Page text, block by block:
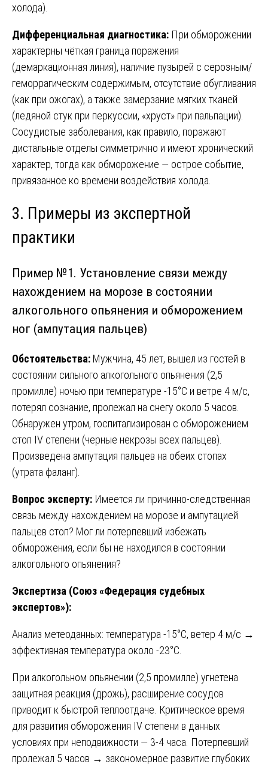
холода).
Дифференциальная диагностика: При обморожении
характерны чёткая граница поражения
(демаркационная линия), наличие пузырей с серозным/
геморрагическим содержимым, отсутствие обугливания
(как при ожогах), а также замерзание мягких тканей
(ледяной стук при перкуссии, «хруст» при пальпации).
Сосудистые заболевания, как правило, поражают
дистальные отделы симметрично и имеют хронический
характер, тогда как обморожение — острое событие,
привязанное ко времени воздействия холода.
3. Примеры из экспертной
практики
Пример №1. Установление связи между
нахождением на морозе в состоянии
алкогольного опьянения и обморожением
ног (ампутация пальцев)
Обстоятельства: Мужчина, 45 лет, вышел из гостей в
состоянии сильного алкогольного опьянения (2,5
промилле) ночью при температуре -15°C и ветре 4 м/с,
потерял сознание, пролежал на снегу около 5 часов.
Обнаружен утром, госпитализирован с обморожением
стоп IV степени (черные некрозы всех пальцев).
Произведена ампутация пальцев на обеих стопах
(утрата фаланг).
Вопрос эксперту: Имеется ли причинно-следственная
связь между нахождением на морозе и ампутацией
пальцев стоп? Мог ли потерпевший избежать
обморожения, если бы не находился в состоянии
алкогольного опьянения?
Экспертиза (Союз «Федерация судебных
экспертов»):
Анализ метеоданных: температура -15°C, ветер 4 м/с →
эффективная температура около -23°C.
При алкогольном опьянении (2,5 промилле) угнетена
защитная реакция (дрожь), расширение сосудов
приводит к быстрой теплоотдаче. Критическое время
для развития обморожения IV степени в данных
условиях при неподвижности — 3-4 часа. Потерпевший
пролежал 5 часов → закономерное развитие глубоких